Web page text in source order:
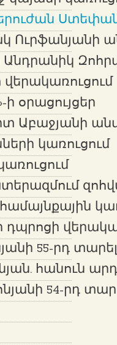
Ուրֆանյանի
ի օրացույցեր
Աբաջյանի
կառուցում
դպրոցի
55-րդ
հանուն
54-րդ